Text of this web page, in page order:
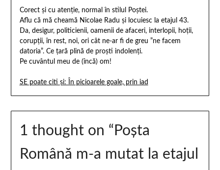
Corect și cu atenție, normal în stilul Poștei.
Aflu că mă cheamă Nicolae Radu și locuiesc la etajul 43.
Da, desigur, politicienii, oamenii de afaceri, interlopii, hoții,
corupții, în rest, noi, ori cât ne-ar fi de greu ”ne facem
datoria”. Ce țară plină de proști indolenți.
Pe cuvântul meu de (încă) om!
SE poate citi și: În picioarele goale, prin iad
1 thought on “ Poșta
Română m-a mutat la etajul